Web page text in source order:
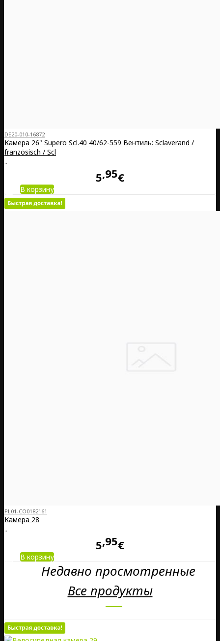
DE20-010-16872
Камера 26" Supero Scl.40 40/62-559 Вентиль: Sclaverand /
französisch / Scl
..
5 95€
В корзину
PL01-CO0182161
Камера 28
..
5 95€
В корзину
Недавно просмотренные
Все продукты